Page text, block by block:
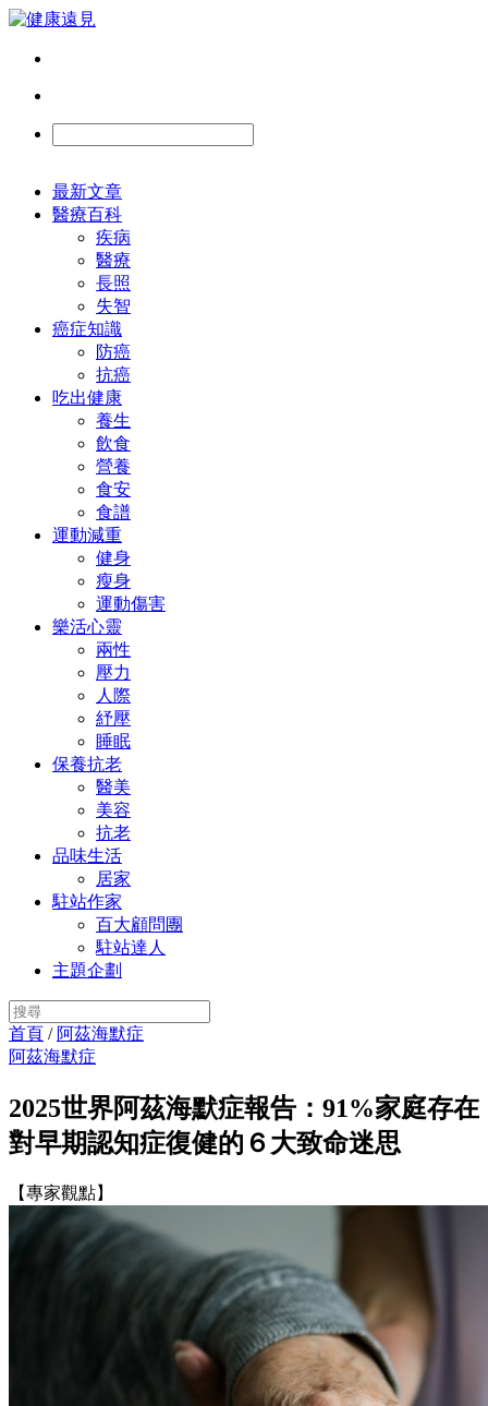
最新文章
醫療百科
疾病
醫療
長照
失智
癌症知識
防癌
抗癌
吃出健康
養生
飲食
營養
食安
食譜
運動減重
健身
瘦身
運動傷害
樂活心靈
兩性
壓力
人際
紓壓
睡眠
保養抗老
醫美
美容
抗老
品味生活
居家
駐站作家
百大顧問團
駐站達人
主題企劃
首頁 / 阿茲海默症
阿茲海默症
2025世界阿茲海默症報告：91%家庭存在
對早期認知症復健的６大致命迷思
【專家觀點】